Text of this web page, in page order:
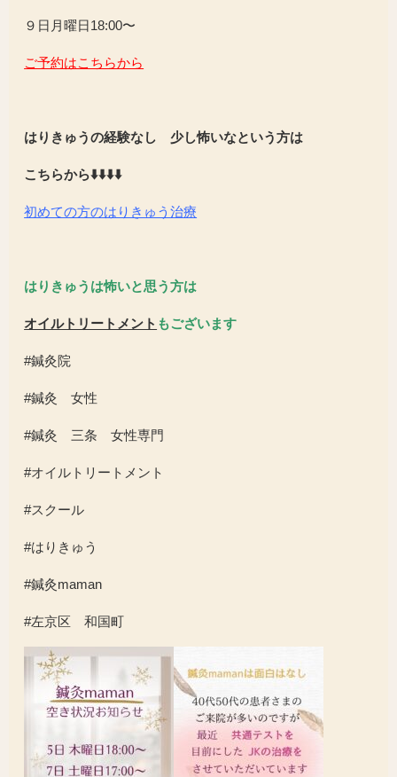
９日月曜日18:00〜
ご予約はこちらから
はりきゅうの経験なし 少し怖いなという方は
こちらから⬇️⬇️⬇️⬇️
初めての方のはりきゅう治療
はりきゅうは怖いと思う方は
オイルトリートメント もございます
#鍼灸院
#鍼灸 女性
#鍼灸 三条 女性専門
#オイルトリートメント
#スクール
#はりきゅう
#鍼灸maman
#左京区 和国町